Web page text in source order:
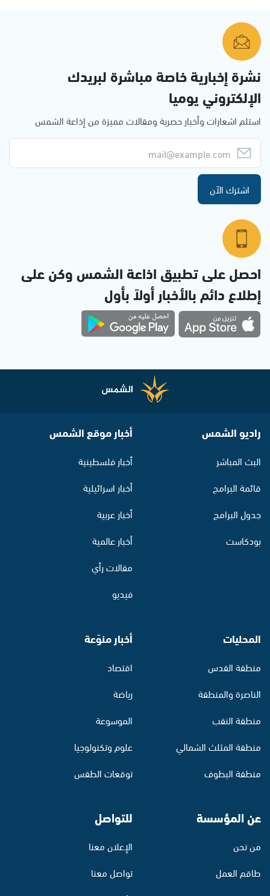
نشرة إخبارية خاصة مباشرة لبريدك
الإلكتروني يوميا
استلم اشعارات وأخبار حصرية ومقالات مميزة من إذاعة الشمس
اشترك الآن
احصل على تطبيق اذاعة الشمس وكن على
إطلاع دائم بالأخبار أولاً بأول
راديو الشمس
البث المباشر
قائمة البرامج
جدول البرامج
بودكاست
أخبار موقع الشمس
أخبار فلسطينية
أخبار اسرائيلية
أخبار عربية
أخبار عالمية
مقالات رأي
فيديو
المحليات
منطقة القدس
الناصرة والمنطقة
منطقة النقب
منطقة المثلث الشمالي
منطقة البطوف
أخبار منوّعة
اقتصاد
رياضة
الموسوعة
علوم وتكنولوجيا
توقعات الطقس
عن المؤسسة
من نحن
طاقم العمل
للتواصل
الإعلان معنا
تواصل معنا